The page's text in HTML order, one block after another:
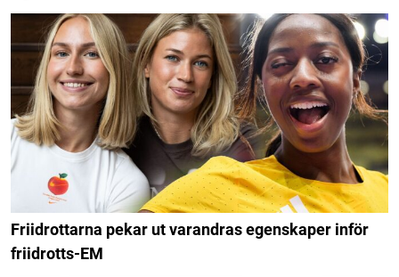
Friidrottarna pekar ut varandras egenskaper inför
friidrotts-EM